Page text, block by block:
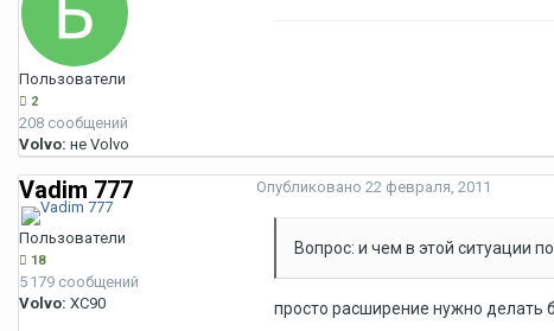
Пользователи
2
208 сообщений
Volvo: не Volvo
Vadim 777
Пользователи
18
5 179 сообщений
Volvo: XC90
Опубликовано 22 февраля, 2011
Вопрос: и чем в этой ситуации
просто расширение нужно делать